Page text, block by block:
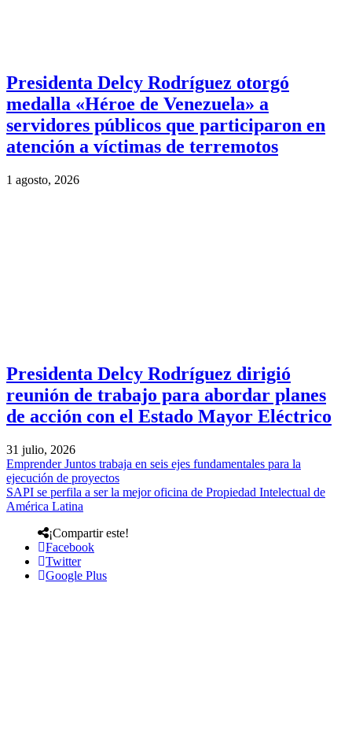
Presidenta Delcy Rodríguez otorgó
medalla «Héroe de Venezuela» a
servidores públicos que participaron en
atención a víctimas de terremotos
1 agosto, 2026
Presidenta Delcy Rodríguez dirigió
reunión de trabajo para abordar planes
de acción con el Estado Mayor Eléctrico
31 julio, 2026
Emprender Juntos trabaja en seis ejes fundamentales para la
ejecución de proyectos
SAPI se perfila a ser la mejor oficina de Propiedad Intelectual de
América Latina
¡Compartir este!
Facebook
Twitter
Google Plus